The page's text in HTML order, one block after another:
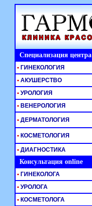
Специализация центра
• ГИНЕКОЛОГИЯ
• АКУШЕРСТВО
• УРОЛОГИЯ
• ВЕНЕРОЛОГИЯ
• ДЕРМАТОЛОГИЯ
• КОСМЕТОЛОГИЯ
• ДИАГНОСТИКА
Консультация online
• ГИНЕКОЛОГА
• УРОЛОГА
• КОСМЕТОЛОГА